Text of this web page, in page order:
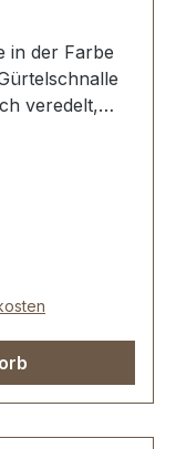
in der Farbe
veredelt,